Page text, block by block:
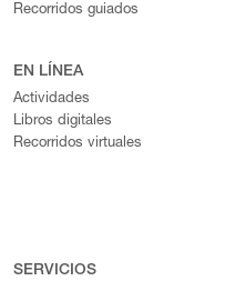
Recorridos guiados
EN LÍNEA
Actividades
Libros digitales
Recorridos virtuales
SERVICIOS